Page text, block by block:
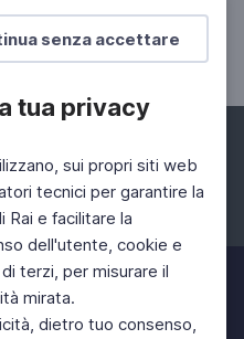
senza accettare
tua privacy
sui propri siti web
tecnici per garantire la
Rai e facilitare la
dell'utente, cookie e
terzi, per misurare il
mirata.
dietro tuo consenso,
Twitter